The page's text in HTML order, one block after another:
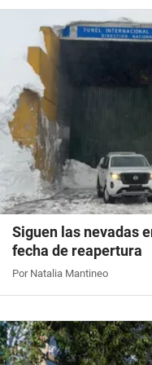
Siguen las nevadas
fecha de reapertura
Por Natalia Mantineo